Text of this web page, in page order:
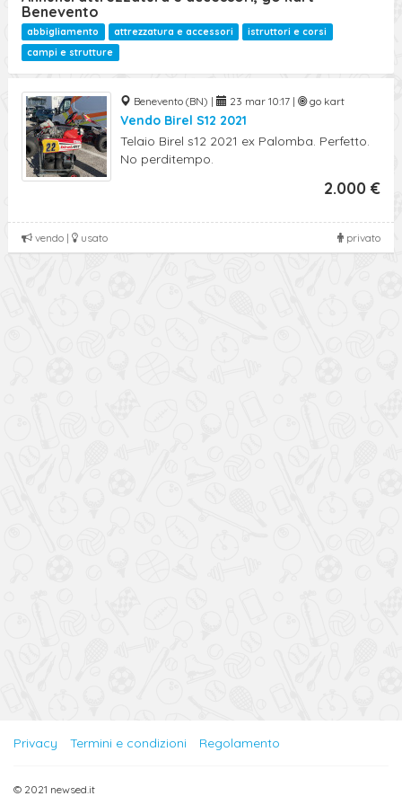
Benevento
abbigliamento attrezzatura e accessori
istruttori e corsi
campi e strutture
Benevento (BN) | 23 mar 10:17 | go kart
Vendo Birel S12 2021
Telaio Birel s12 2021 ex Palomba. Perfetto.
No perditempo.
2.000 €
privato
vendo | usato
Privacy Termini e condizioni Regolamento
© 2021 newsed.it